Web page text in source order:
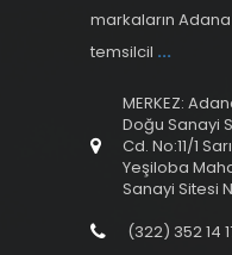
markaların
temsilcil ...
MERKEZ:
Doğu Sanayi
Cd. No:11/1
Yeşiloba
Sanayi Sitesi
(322) 352 14